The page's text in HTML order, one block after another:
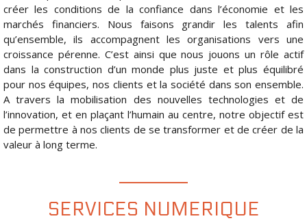
créer les conditions de la confiance dans l’économie et les
marchés financiers. Nous faisons grandir les talents afin
qu’ensemble, ils accompagnent les organisations vers une
croissance pérenne. C’est ainsi que nous jouons un rôle actif
dans la construction d’un monde plus juste et plus équilibré
pour nos équipes, nos clients et la société dans son ensemble.
A travers la mobilisation des nouvelles technologies et de
l’innovation, et en plaçant l’humain au centre, notre objectif est
de permettre à nos clients de se transformer et de créer de la
valeur à long terme.
SERVICES NUMERIQUE